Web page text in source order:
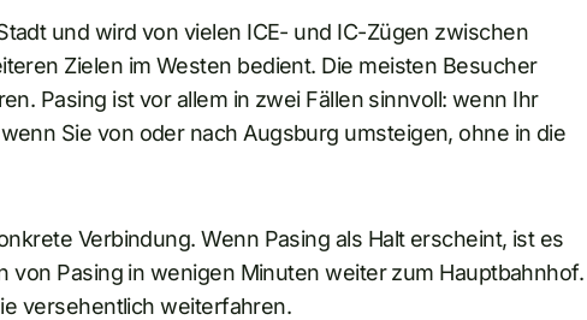
und wird von vielen ICE- und IC-Zügen zwischen
Zielen im Westen bedient. Die meisten Besucher
Pasing ist vor allem in zwei Fällen sinnvoll: wenn Ihr
Sie von oder nach Augsburg umsteigen, ohne in die
Verbindung. Wenn Pasing als Halt erscheint, ist es
von Pasing in wenigen Minuten weiter zum Hauptbahnhof.
versehentlich weiterfahren.